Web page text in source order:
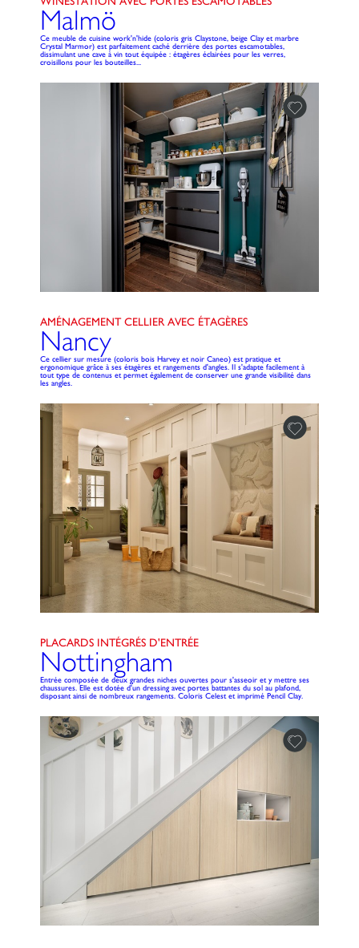
Malmö
Ce meuble de cuisine work'n'hide (coloris gris Claystone, beige Clay et marbre
Crystal Marmor) est parfaitement caché derrière des portes escamotables,
dissimulant une cave à vin tout équipée : étagères éclairées pour les verres,
croisillons pour les bouteilles...
AMÉNAGEMENT CELLIER AVEC ÉTAGÈRES
Nancy
Ce cellier sur mesure (coloris bois Harvey et noir Caneo) est pratique et
ergonomique grâce à ses étagères et rangements d'angles. Il s'adapte facilement à
tout type de contenus et permet également de conserver une grande visibilité dans
les angles.
PLACARDS INTÉGRÉS D'ENTRÉE
Nottingham
Entrée composée de deux grandes niches ouvertes pour s'asseoir et y mettre ses
chaussures. Elle est dotée d'un dressing avec portes battantes du sol au plafond,
disposant ainsi de nombreux rangements. Coloris Celest et imprimé Pencil Clay.